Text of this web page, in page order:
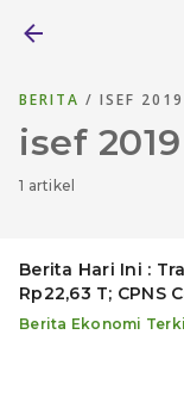
BERITA / ISEF 2019
isef 2019
1 artikel
Berita Hari Ini :
Rp22,63 T; CPNS
Berita Ekonomi